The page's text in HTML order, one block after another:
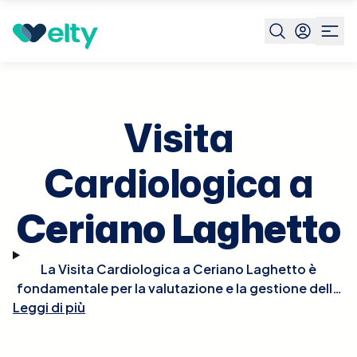
Prenota visita Ceriano Laghetto
Visita
Cardiologica a
Ceriano Laghetto
La Visita Cardiologica a Ceriano Laghetto è
fondamentale per la valutazione e la gestione della
salute del cuore. Durante la visita, il cardiologo
Leggi di più